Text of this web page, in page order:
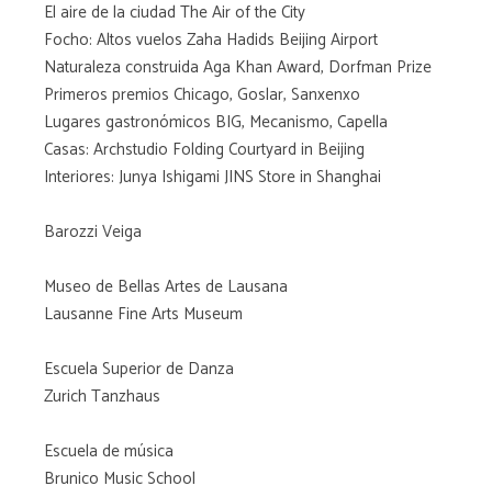
El aire de la ciudad The Air of the City
Focho: Altos vuelos Zaha Hadids Beijing Airport
Naturaleza construida Aga Khan Award, Dorfman Prize
Primeros premios Chicago, Goslar, Sanxenxo
Lugares gastronómicos BIG, Mecanismo, Capella
Casas: Archstudio Folding Courtyard in Beijing
Interiores: Junya Ishigami JINS Store in Shanghai
Barozzi Veiga
Museo de Bellas Artes de Lausana
Lausanne Fine Arts Museum
Escuela Superior de Danza
Zurich Tanzhaus
Escuela de música
Brunico Music School